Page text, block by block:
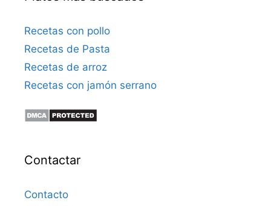
Recetas con pollo
Recetas de Pasta
Recetas de arroz
Recetas con jamón serrano
Contactar
Contacto